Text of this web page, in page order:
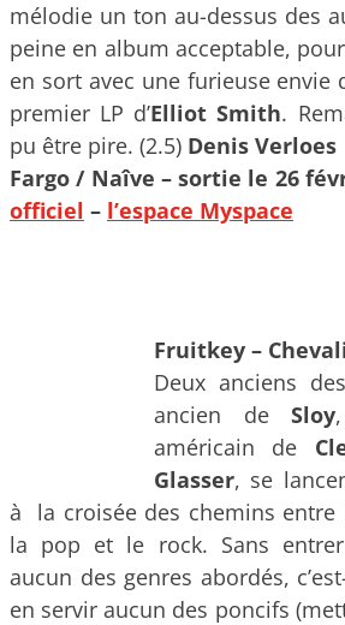
mélodie un ton au-dessus des
peine en album acceptable,
en sort avec une furieuse envie
premier LP d’Elliot Smith.
pu être pire. (2.5) Denis Verloes
Fargo / Naîve – sortie le 26
officiel – l’espace Myspace
Fruitkey –
Deux anciens des
ancien deSloy
américain de
Glasser, se
à la croisée des chemins entre
la pop et le rock. Sans
aucun des genres abordés,
en servir aucun des poncifs